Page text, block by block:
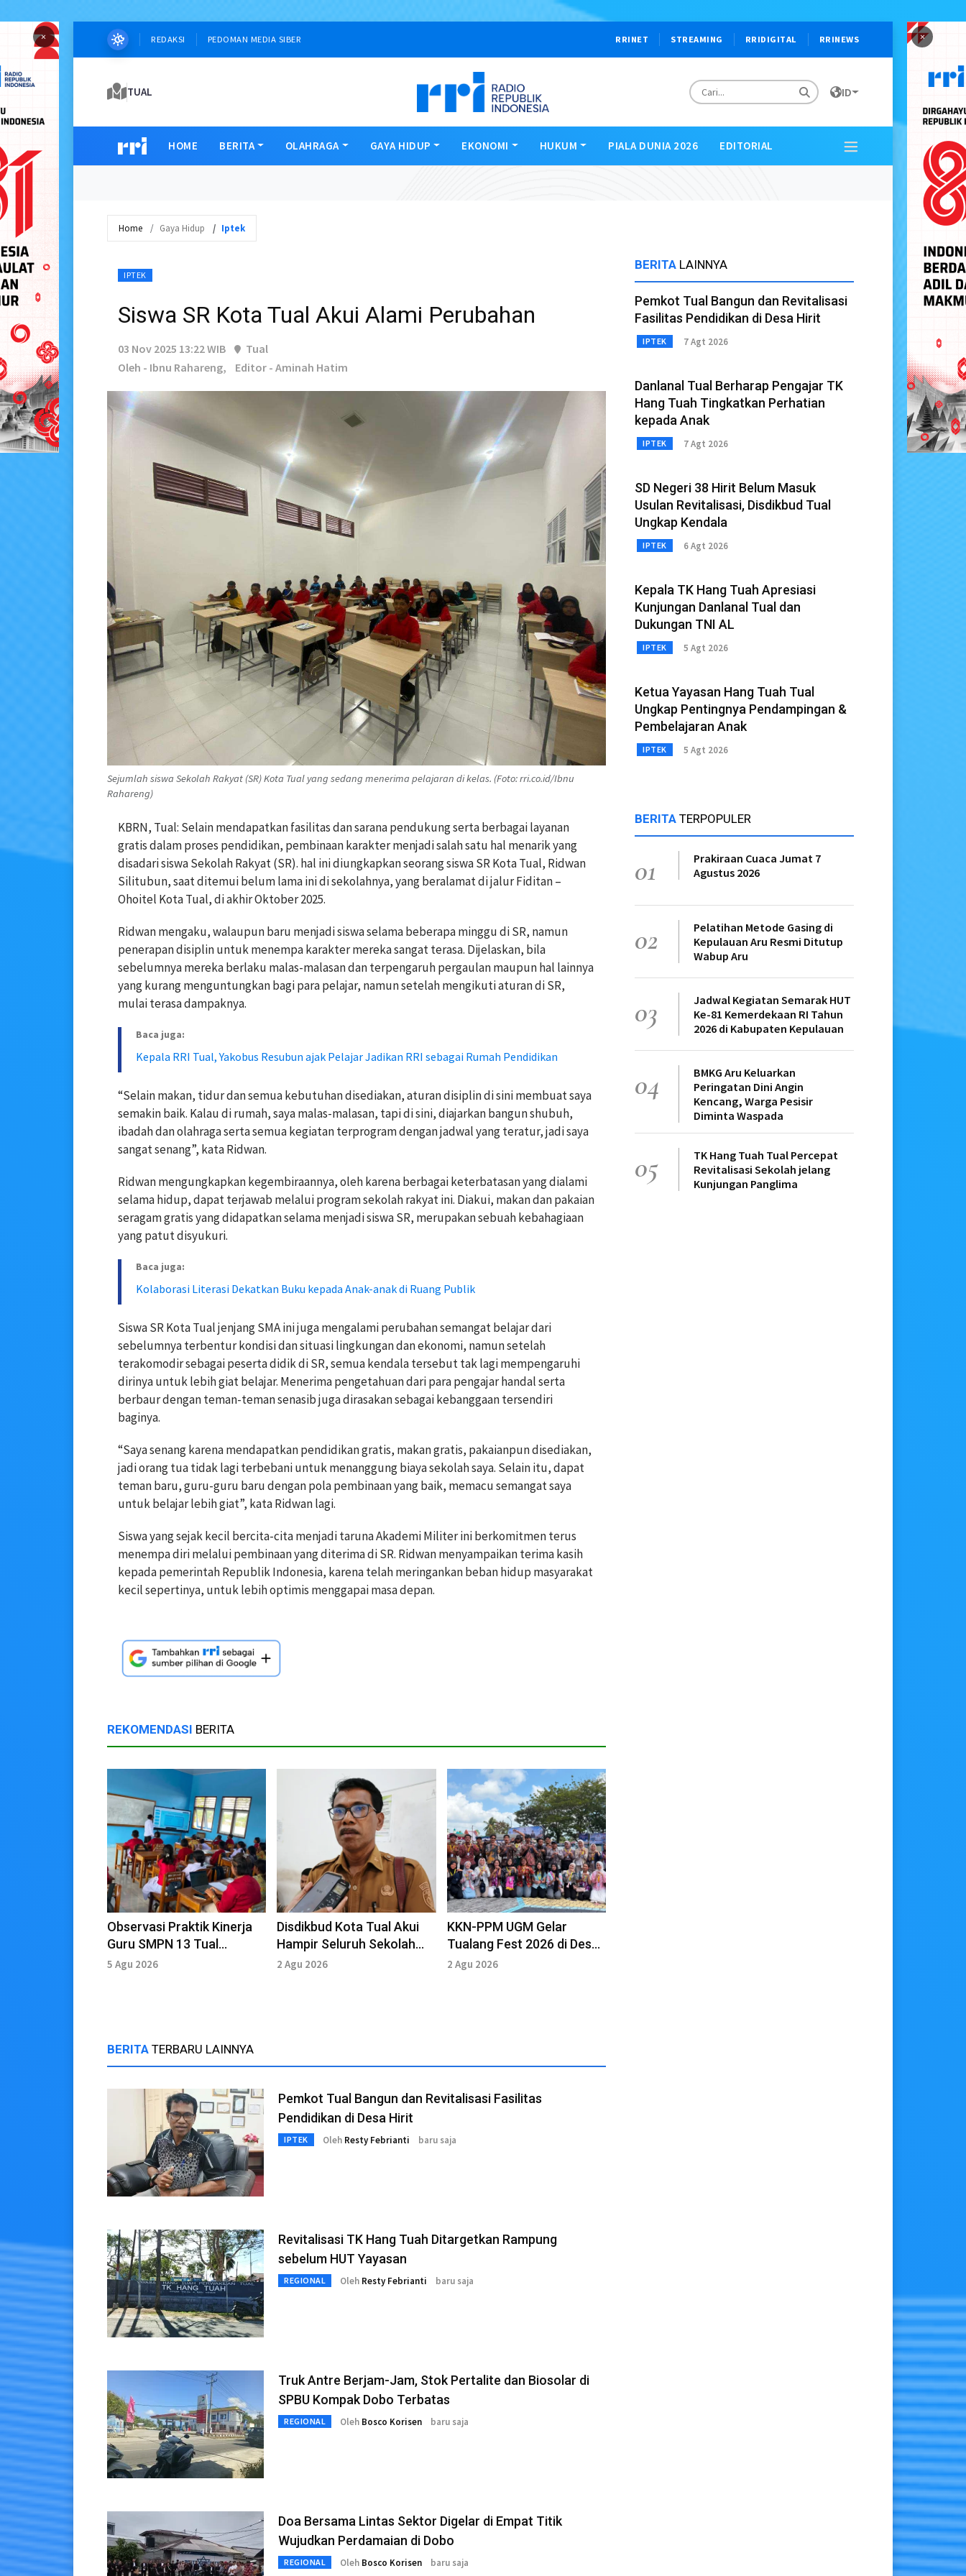
× ×
REDAKSI PEDOMAN MEDIA SIBER RRINET STREAMING RRIDIGITAL RRINEWS
TUAL ID
HOME BERITA OLAHRAGA GAYA HIDUP EKONOMI HUKUM PIALA DUNIA 2026 EDITORIAL
Home Gaya Hidup Iptek
IPTEK
Siswa SR Kota Tual Akui Alami Perubahan
03 Nov 2025 13:22 WIB
Tual
Oleh - Ibnu Rahareng,
Editor - Aminah Hatim
Sejumlah siswa Sekolah Rakyat (SR) Kota Tual yang sedang menerima pelajaran di kelas. (Foto: rri.co.id/Ibnu
Rahareng)
KBRN, Tual: Selain mendapatkan fasilitas dan sarana pendukung serta berbagai layanan
gratis dalam proses pendidikan, pembinaan karakter menjadi salah satu hal menarik yang
disadari siswa Sekolah Rakyat (SR). hal ini diungkapkan seorang siswa SR Kota Tual, Ridwan
Silitubun, saat ditemui belum lama ini di sekolahnya, yang beralamat di jalur Fiditan –
Ohoitel Kota Tual, di akhir Oktober 2025.
Ridwan mengaku, walaupun baru menjadi siswa selama beberapa minggu di SR, namun
penerapan disiplin untuk menempa karakter mereka sangat terasa. Dijelaskan, bila
sebelumnya mereka berlaku malas-malasan dan terpengaruh pergaulan maupun hal lainnya
yang kurang menguntungkan bagi para pelajar, namun setelah mengikuti aturan di SR,
mulai terasa dampaknya.
Baca juga:
Kepala RRI Tual, Yakobus Resubun ajak Pelajar Jadikan RRI sebagai Rumah Pendidikan
“Selain makan, tidur dan semua kebutuhan disediakan, aturan disiplin di sini membuat saya
semakin baik. Kalau di rumah, saya malas-malasan, tapi di sini, diajarkan bangun shubuh,
ibadah dan olahraga serta semua kegiatan terprogram dengan jadwal yang teratur, jadi saya
sangat senang”, kata Ridwan.
Ridwan mengungkapkan kegembiraannya, oleh karena berbagai keterbatasan yang dialami
selama hidup, dapat terjawab melalui program sekolah rakyat ini. Diakui, makan dan pakaian
seragam gratis yang didapatkan selama menjadi siswa SR, merupakan sebuah kebahagiaan
yang patut disyukuri.
Baca juga:
Kolaborasi Literasi Dekatkan Buku kepada Anak-anak di Ruang Publik
Siswa SR Kota Tual jenjang SMA ini juga mengalami perubahan semangat belajar dari
sebelumnya terbentur kondisi dan situasi lingkungan dan ekonomi, namun setelah
terakomodir sebagai peserta didik di SR, semua kendala tersebut tak lagi mempengaruhi
dirinya untuk lebih giat belajar. Menerima pengetahuan dari para pengajar handal serta
berbaur dengan teman-teman senasib juga dirasakan sebagai kebanggaan tersendiri
baginya.
“Saya senang karena mendapatkan pendidikan gratis, makan gratis, pakaianpun disediakan,
jadi orang tua tidak lagi terbebani untuk menanggung biaya sekolah saya. Selain itu, dapat
teman baru, guru-guru baru dengan pola pembinaan yang baik, memacu semangat saya
untuk belajar lebih giat”, kata Ridwan lagi.
Siswa yang sejak kecil bercita-cita menjadi taruna Akademi Militer ini berkomitmen terus
menempa diri melalui pembinaan yang diterima di SR. Ridwan menyampaikan terima kasih
kepada pemerintah Republik Indonesia, karena telah meringankan beban hidup masyarakat
kecil sepertinya, untuk lebih optimis menggapai masa depan.
REKOMENDASI BERITA
Observasi Praktik Kinerja
Guru SMPN 13 Tual
Tingkatkan Mutu
5 Agu 2026
Disdikbud Kota Tual Akui
Hampir Seluruh Sekolah
Masih Kekurangan Guru
2 Agu 2026
KKN-PPM UGM Gelar
Tualang Fest 2026 di Desa
Ngadi-Lebetawi
2 Agu 2026
BERITA TERBARU LAINNYA
Pemkot Tual Bangun dan Revitalisasi Fasilitas
Pendidikan di Desa Hirit
IPTEK Oleh Resty Febrianti baru saja
Revitalisasi TK Hang Tuah Ditargetkan Rampung
sebelum HUT Yayasan
REGIONAL Oleh Resty Febrianti baru saja
Truk Antre Berjam-Jam, Stok Pertalite dan Biosolar di
SPBU Kompak Dobo Terbatas
REGIONAL Oleh Bosco Korisen baru saja
Doa Bersama Lintas Sektor Digelar di Empat Titik
Wujudkan Perdamaian di Dobo
REGIONAL Oleh Bosco Korisen baru saja
BERITA LAINNYA
Pemkot Tual Bangun dan Revitalisasi
Fasilitas Pendidikan di Desa Hirit
IPTEK 7 Agt 2026
Danlanal Tual Berharap Pengajar TK
Hang Tuah Tingkatkan Perhatian
kepada Anak
IPTEK 7 Agt 2026
SD Negeri 38 Hirit Belum Masuk
Usulan Revitalisasi, Disdikbud Tual
Ungkap Kendala
IPTEK 6 Agt 2026
Kepala TK Hang Tuah Apresiasi
Kunjungan Danlanal Tual dan
Dukungan TNI AL
IPTEK 5 Agt 2026
Ketua Yayasan Hang Tuah Tual
Ungkap Pentingnya Pendampingan &
Pembelajaran Anak
IPTEK 5 Agt 2026
BERITA TERPOPULER
01
Prakiraan Cuaca Jumat 7
Agustus 2026
02
Pelatihan Metode Gasing di
Kepulauan Aru Resmi Ditutup
Wabup Aru
03
Jadwal Kegiatan Semarak HUT
Ke-81 Kemerdekaan RI Tahun
2026 di Kabupaten Kepulauan
04
BMKG Aru Keluarkan
Peringatan Dini Angin
Kencang, Warga Pesisir
Diminta Waspada
05
TK Hang Tuah Tual Percepat
Revitalisasi Sekolah jelang
Kunjungan Panglima